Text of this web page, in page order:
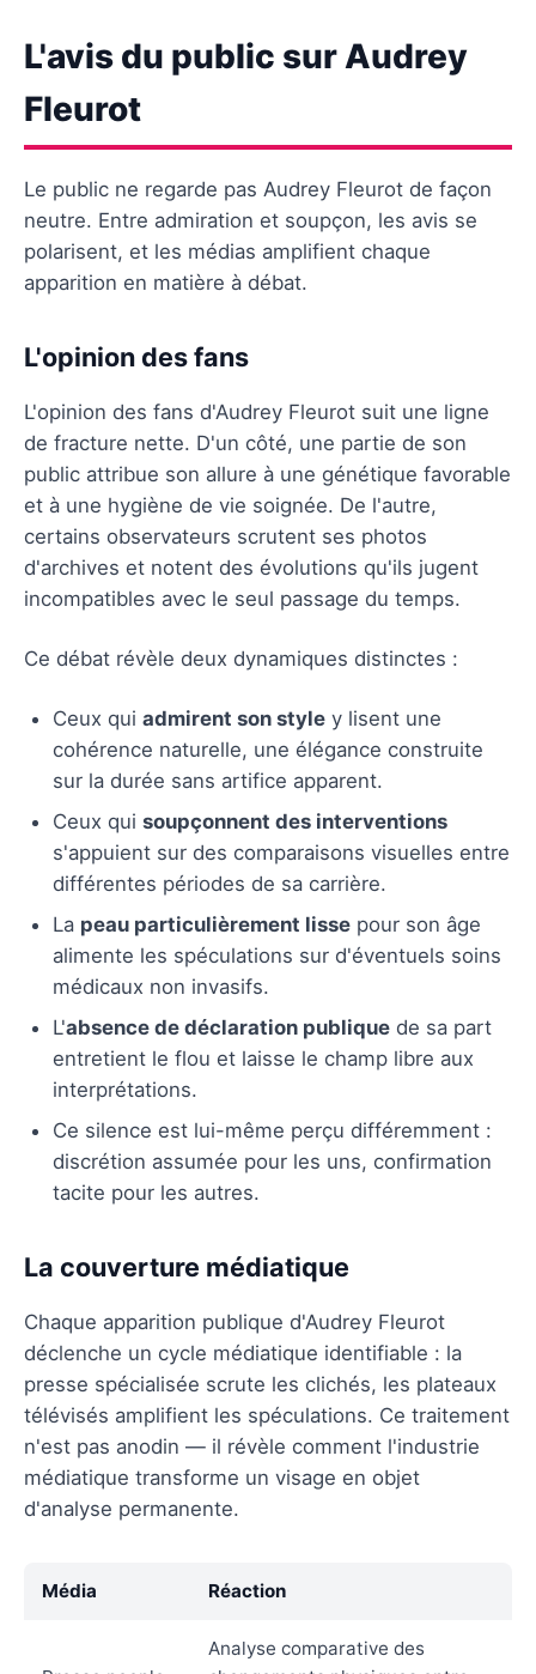
L'avis du public sur Audrey
Fleurot
Le public ne regarde pas Audrey Fleurot de façon
neutre. Entre admiration et soupçon, les avis se
polarisent, et les médias amplifient chaque
apparition en matière à débat.
L'opinion des fans
L'opinion des fans d'Audrey Fleurot suit une ligne
de fracture nette. D'un côté, une partie de son
public attribue son allure à une génétique favorable
et à une hygiène de vie soignée. De l'autre,
certains observateurs scrutent ses photos
d'archives et notent des évolutions qu'ils jugent
incompatibles avec le seul passage du temps.
Ce débat révèle deux dynamiques distinctes :
Ceux qui admirent son style y lisent une
cohérence naturelle, une élégance construite
sur la durée sans artifice apparent.
Ceux qui soupçonnent des interventions
s'appuient sur des comparaisons visuelles entre
différentes périodes de sa carrière.
La peau particulièrement lisse pour son âge
alimente les spéculations sur d'éventuels soins
médicaux non invasifs.
L'absence de déclaration publique de sa part
entretient le flou et laisse le champ libre aux
interprétations.
Ce silence est lui-même perçu différemment :
discrétion assumée pour les uns, confirmation
tacite pour les autres.
La couverture médiatique
Chaque apparition publique d'Audrey Fleurot
déclenche un cycle médiatique identifiable : la
presse spécialisée scrute les clichés, les plateaux
télévisés amplifient les spéculations. Ce traitement
n'est pas anodin — il révèle comment l'industrie
médiatique transforme un visage en objet
d'analyse permanente.
Média Réaction
Analyse comparative des